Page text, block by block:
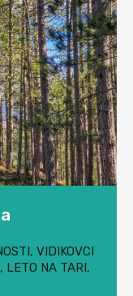
, VIDIKOVCI
, LETO NA TARI,